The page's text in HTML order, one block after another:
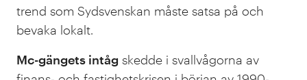
trend som Sydsvenskan måste satsa på och
bevaka lokalt.
Mc-gängets intåg skedde i svallvågorna av